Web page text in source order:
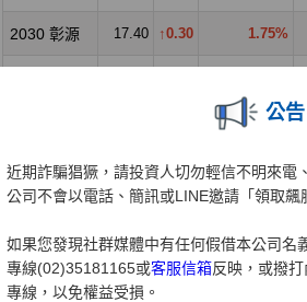
公告
近期詐騙猖獗，請投資人切勿輕信不明來電
公司不會以電話、簡訊或LINE邀請「領取飆
如果您發現社群媒體中有任何假借本公司名
專線(02)35181165或客服信箱反映，或撥
專線，以免權益受損。